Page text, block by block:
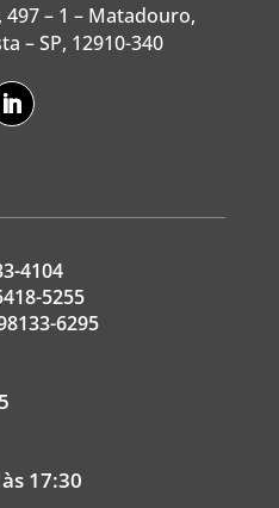
– 1 – Matadouro,
– SP, 12910-340
4104
5255
6295
17:30